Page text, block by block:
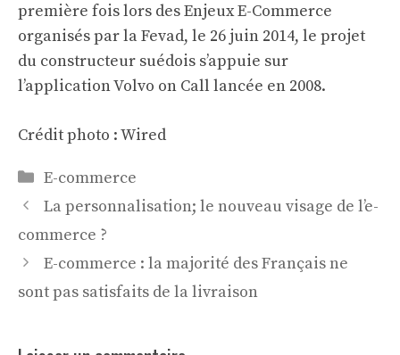
première fois lors des Enjeux E-Commerce
organisés par la Fevad, le 26 juin 2014, le projet
du constructeur suédois s’appuie sur
l’application Volvo on Call lancée en 2008.
Crédit photo : Wired
Catégories
E-commerce
La personnalisation; le nouveau visage de l’e-
commerce ?
E-commerce : la majorité des Français ne
sont pas satisfaits de la livraison